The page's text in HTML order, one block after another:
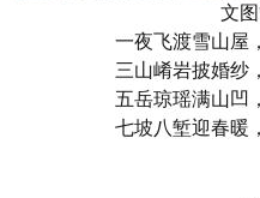
文
一夜飞渡雪山屋
三山崤岩披婚纱
五岳琼瑶满山凹
七坡八堑迎春暖